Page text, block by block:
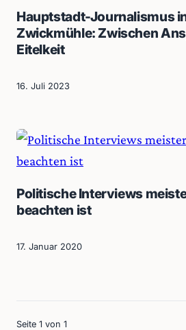
Hauptstadt-Journalismus
Zwickmühle: Zwischen
Eitelkeit
16. Juli 2023
Politische Interviews
beachten ist
17. Januar 2020
Seite 1 von 1